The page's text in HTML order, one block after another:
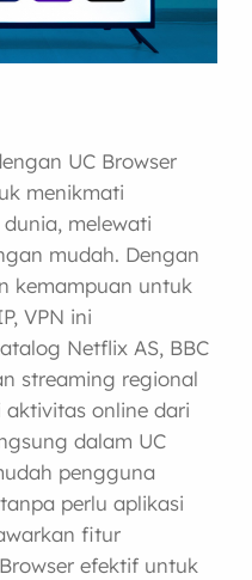
UC Browser
menikmati
melewati
mudah. Dengan
kemampuan untuk
VPN ini
Netflix AS, BBC
streaming regional
online dari
dalam UC
pengguna
perlu aplikasi
fitur
efektif untuk